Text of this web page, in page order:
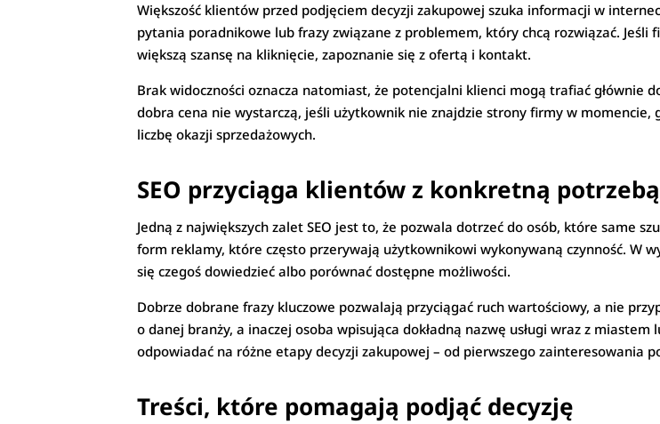
Większość klientów przed podjęciem decyzji zakupowej szuka informacji w
pytania poradnikowe lub frazy związane z problemem, który chcą rozwiązać.
większą szansę na kliknięcie, zapoznanie się z ofertą i kontakt.
Brak widoczności oznacza natomiast, że potencjalni klienci mogą trafiać głównie
dobra cena nie wystarczą, jeśli użytkownik nie znajdzie strony firmy w
liczbę okazji sprzedażowych.
SEO przyciąga klientów z konkretną potrzebą
Jedną z największych zalet SEO jest to, że pozwala dotrzeć do osób, które same
form reklamy, które często przerywają użytkownikowi wykonywaną czynność. W
się czegoś dowiedzieć albo porównać dostępne możliwości.
Dobrze dobrane frazy kluczowe pozwalają przyciągać ruch wartościowy, a nie
o danej branży, a inaczej osoba wpisująca dokładną nazwę usługi wraz z
odpowiadać na różne etapy decyzji zakupowej – od pierwszego zainteresowania
Treści, które pomagają podjąć decyzję